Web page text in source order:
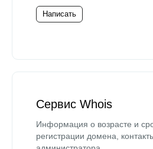
Написать
Сервис Whois
Информация о возрасте и
регистрации домена,